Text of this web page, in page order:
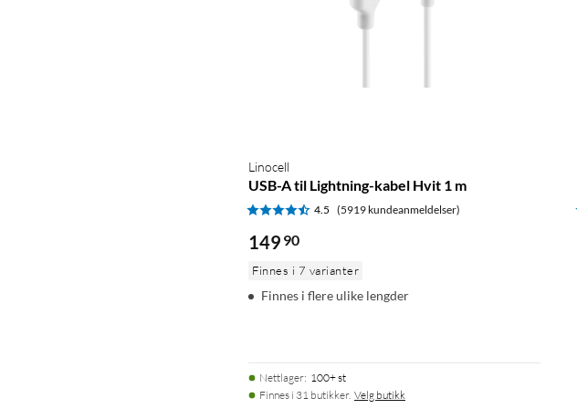
Linocell
USB-A til Lightning-kabel Hvit 1 m
4.5 (5919 kundeanmeldelser)
149 90
Finnes i 7 varianter
Finnes i flere ulike lengder
Nettlager: 100+ st
Finnes i 31 butikker. Velg butikk